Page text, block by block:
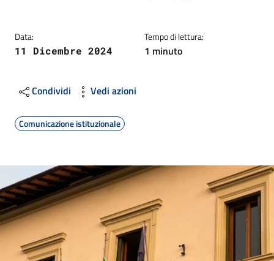
Data:
11 Dicembre 2024
Tempo di lettura:
1 minuto
Condividi Vedi azioni
Comunicazione istituzionale